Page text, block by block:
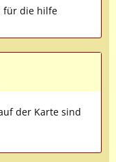
für die hilfe
der Karte sind